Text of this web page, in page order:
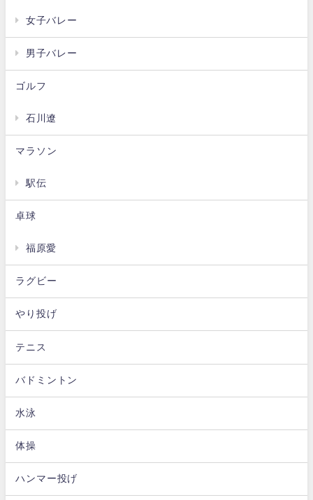
女子バレー
男子バレー
ゴルフ
石川遼
マラソン
駅伝
卓球
福原愛
ラグビー
やり投げ
テニス
バドミントン
水泳
体操
ハンマー投げ